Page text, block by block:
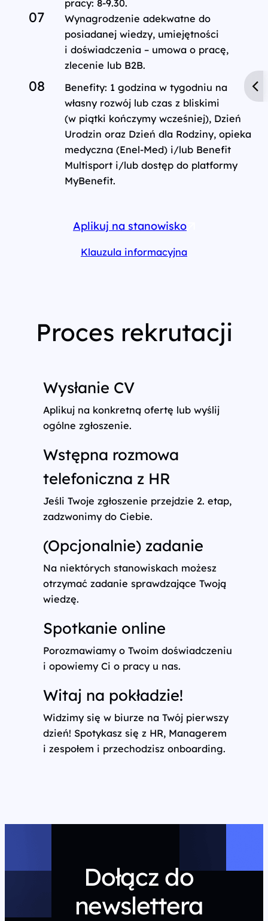
pracy: 8-9.30.
Wynagrodzenie adekwatne do
posiadanej wiedzy, umiejętności
i doświadczenia – umowa o pracę,
zlecenie lub B2B.
Benefity: 1 godzina w tygodniu na
własny rozwój lub czas z bliskimi
(w piątki kończymy wcześniej), Dzień
Urodzin oraz Dzień dla Rodziny, opieka
medyczna (Enel-Med) i/lub Benefit
Multisport i/lub dostęp do platformy
MyBenefit.
Aplikuj na stanowisko
Klauzula informacyjna
Proces rekrutacji
Wysłanie CV
Aplikuj na konkretną ofertę lub wyślij
ogólne zgłoszenie.
Wstępna rozmowa
telefoniczna z HR
Jeśli Twoje zgłoszenie przejdzie 2. etap,
zadzwonimy do Ciebie.
(Opcjonalnie) zadanie
Na niektórych stanowiskach możesz
otrzymać zadanie sprawdzające Twoją
wiedzę.
Spotkanie online
Porozmawiamy o Twoim doświadczeniu
i opowiemy Ci o pracy u nas.
Witaj na pokładzie!
Widzimy się w biurze na Twój pierwszy
dzień! Spotykasz się z HR, Managerem
i zespołem i przechodzisz onboarding.
Dołącz do
newslettera